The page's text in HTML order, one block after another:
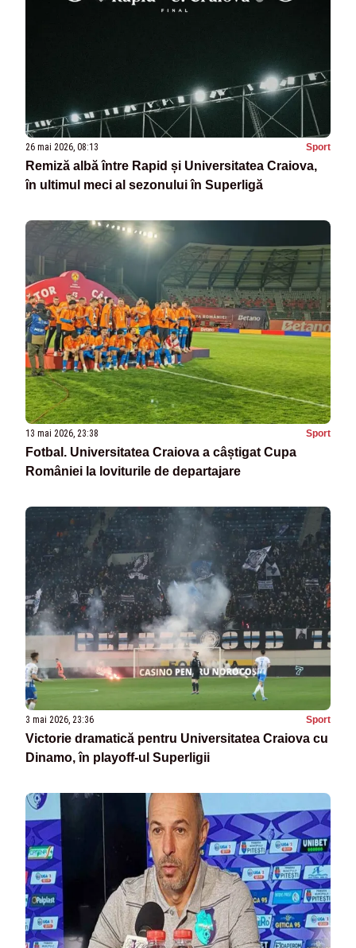
26 mai 2026, 08:13 Sport
Remiză albă între Rapid și Universitatea Craiova,
în ultimul meci al sezonului în Superligă
13 mai 2026, 23:38 Sport
Fotbal. Universitatea Craiova a câștigat Cupa
României la loviturile de departajare
3 mai 2026, 23:36 Sport
Victorie dramatică pentru Universitatea Craiova cu
Dinamo, în playoff-ul Superligii